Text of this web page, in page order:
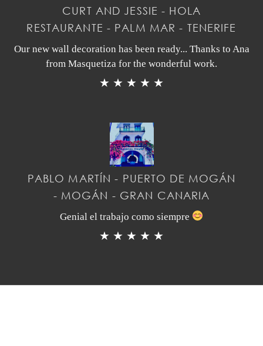
CURT AND JESSIE - HOLA
RESTAURANTE - PALM MAR - TENERIFE
Our new wall decoration has been ready... Thanks to Ana
from Masquetiza for the wonderful work.
★ ★ ★ ★ ★
PABLO MARTÍN - PUERTO DE MOGÁN
- MOGÁN - GRAN CANARIA
Genial el trabajo como siempre
★ ★ ★ ★ ★